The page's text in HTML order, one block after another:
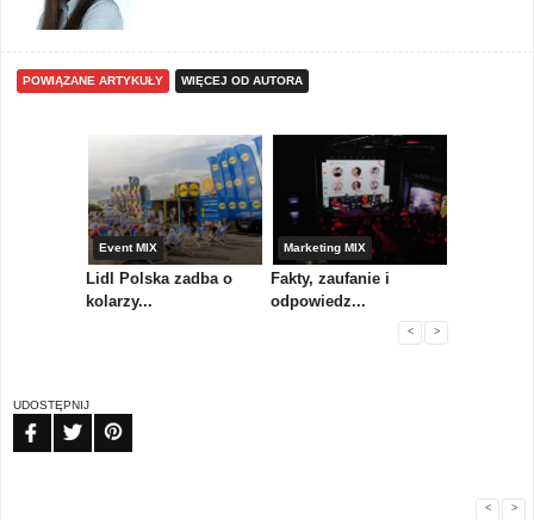
POWIĄZANE ARTYKUŁY WIĘCEJ OD AUTORA
Event MIX
Lidl Polska zadba o
kolarzy...
Marketing MIX
Fakty, zaufanie i
odpowiedz...
< >
UDOSTĘPNIJ
< >